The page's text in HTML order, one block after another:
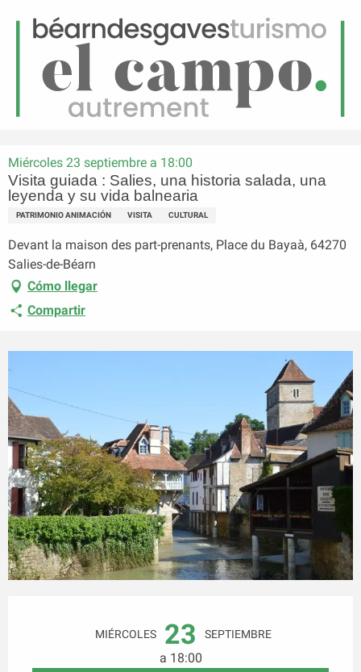
Menú
Página principal
Visita guiada : Salies, una historia salada, una leyenda y su vida
Miércoles 23 septiembre a 18:00
Visita guiada : Salies, una historia salada, una
leyenda y su vida balnearia
PATRIMONIO ANIMACIÓN VISITA CULTURAL
Devant la maison des part-prenants, Place du Bayaà, 64270
Salies-de-Béarn
Cómo llegar
Compartir
MIÉRCOLES 23 SEPTIEMBRE
a 18:00